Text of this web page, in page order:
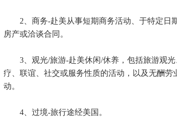
2、商务-赴美从事短期商务活动、于特定日
房产或洽谈合同。
3、观光/旅游-赴美休闲/休养，包括旅游观光
疗、联谊、社交或服务性质的活动，以及无酬
动。
4、过境-旅行途经美国。